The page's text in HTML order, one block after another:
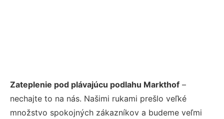
Zateplenie pod plávajúcu podlahu Markthof –
nechajte to na nás. Našimi rukami prešlo veľké
množstvo spokojných zákazníkov a budeme veľmi